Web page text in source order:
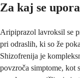
Za kaj se
Aripiprazol lavroksil se
pri odraslih, ki so že
Shizofrenija je
povzroča simptome, kot